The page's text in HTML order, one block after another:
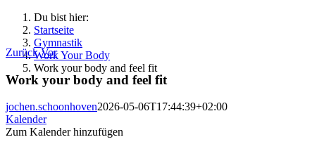
Du bist hier:
Startseite
Gymnastik
Work Your Body
Work your body and feel fit
Zurück Vor
Work your body and feel fit
jochen.schoonhoven2026-05-06T17:44:39+02:00
Kalender
Zum Kalender hinzufügen